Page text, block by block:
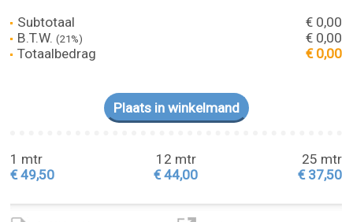
Subtotaal
€ 0,00
B.T.W.(21%)
€ 0,00
Totaalbedrag
€ 0,00
1 mtr
€ 49,50
12 mtr
€ 44,00
25 mtr
€ 37,50